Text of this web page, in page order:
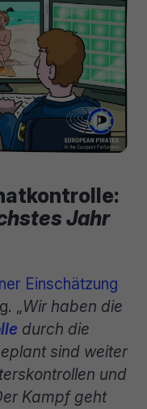
Jahr
Einschätzung
„Wir haben die
durch die
sind weiter
und
Kampf geht